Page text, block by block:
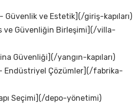
- Güvenlik ve Estetik](/giriş-kapıları)
ve Güvenliğin Birleşimi](/villa-
Güvenliği](/yangın-kapıları)
Endüstriyel Çözümler](/fabrika-
Seçimi](/depo-yönetimi)